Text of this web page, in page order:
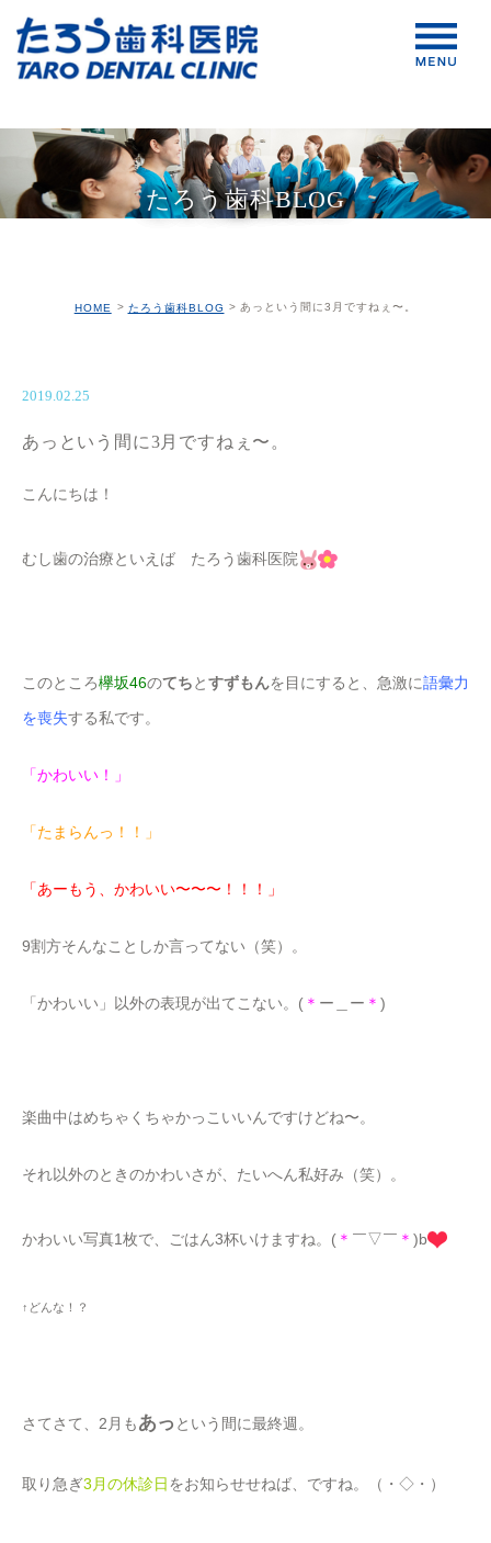
たろう歯科BLOG
HOME たろう歯科BLOG あっという間に3月ですねぇ〜。
2019.02.25
あっという間に3月ですねぇ〜。
こんにちは！
むし歯の治療といえば たろう歯科医院
このところ欅坂46のてちとすずもんを目にすると、急激に語彙力
を喪失する私です。
「かわいい！」
「たまらんっ！！」
「あーもう、かわいい〜〜〜！！！」
9割方そんなことしか言ってない（笑）。
「かわいい」以外の表現が出てこない。( ＊ ー＿ー ＊ )
楽曲中はめちゃくちゃかっこいいんですけどね〜。
それ以外のときのかわいさが、たいへん私好み（笑）。
かわいい写真1枚で、ごはん3杯いけますね。( ＊ ￣▽￣ ＊ )b
↑どんな！？
さてさて、2月もあっ という間に最終週。
取り急ぎ3月の休診日をお知らせせねば、ですね。（・◇・）